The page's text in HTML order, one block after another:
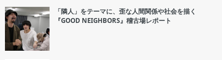
「隣人」をテーマに、歪な人間関係や社会を描く
『GOOD NEIGHBORS』稽古場レポート